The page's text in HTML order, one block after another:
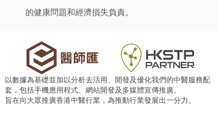
的健康問題和經濟損失負責。
以數據為基礎並加以分析去活用、開發及優化我們的中醫服務配
套，包括手機應用程式、網站開發及多媒體宣傳推廣。
旨在向大眾推廣香港中醫行業，為推動行業發展出一分力。